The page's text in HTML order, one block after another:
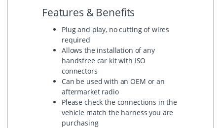
Features & Benefits
Plug and play, no cutting of wires
required
Allows the installation of any
handsfree car kit with ISO
connectors
Can be used with an OEM or an
aftermarket radio
Please check the connections in the
vehicle match the harness you are
purchasing